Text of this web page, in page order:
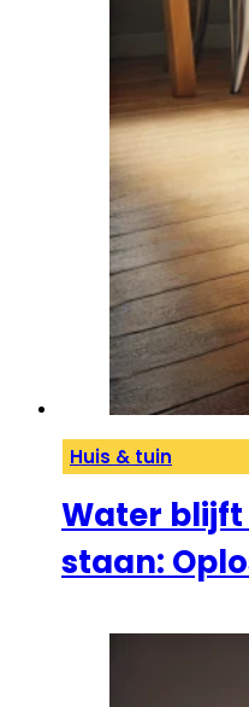
Huis & tuin
Water
staan: